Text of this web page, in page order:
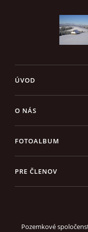
ÚVOD
O NÁS
FOTOALBUM
PRE ČLENOV
Pozemkové